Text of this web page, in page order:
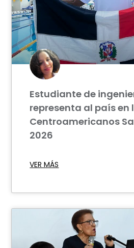
Estudiante de
representa al país en
Centroamericanos
2026
VER MÁS